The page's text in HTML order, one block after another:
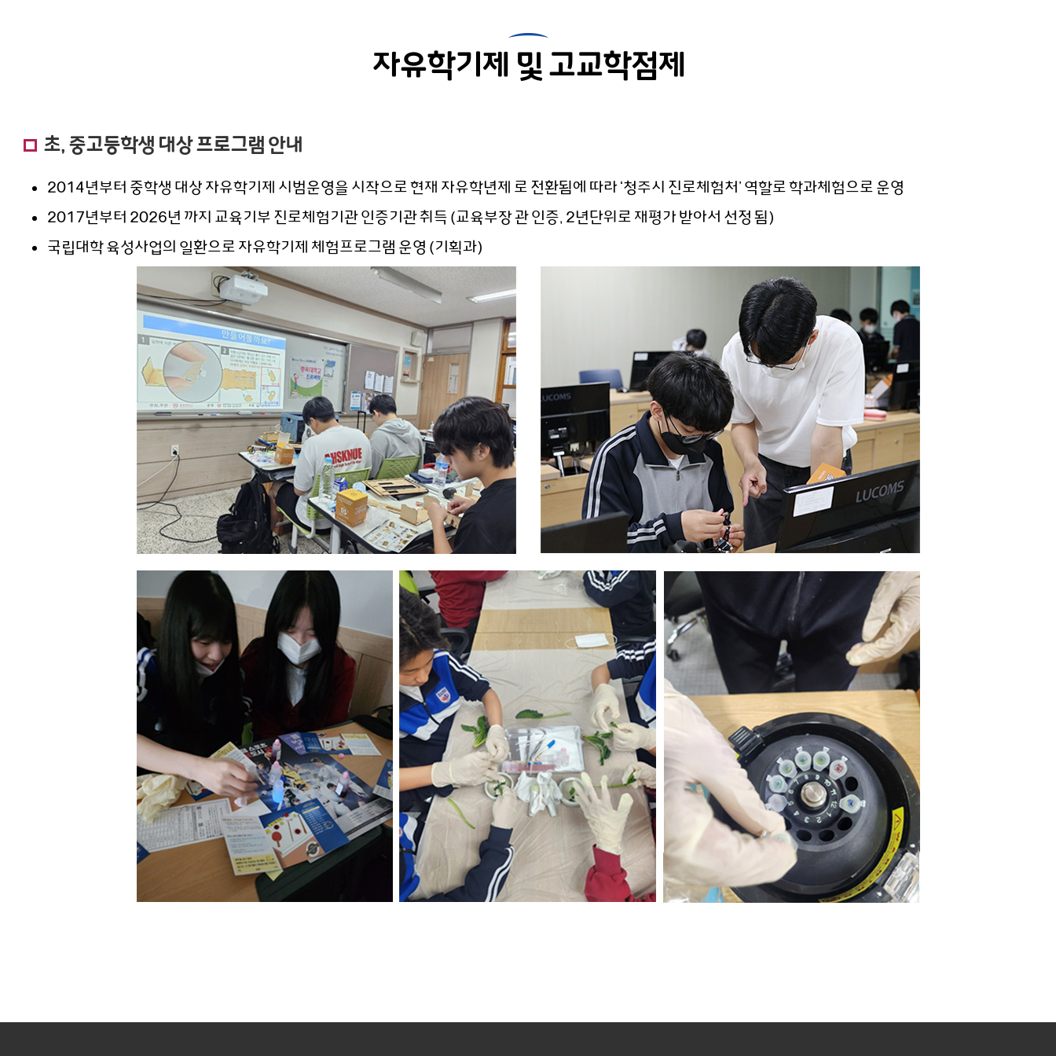
자유학기제 및 고교학점제
초, 중고등학생 대상 프로그램 안내
2014년부터 중학생 대상 자유학기제 시범운영을 시작으로 현재 자유학년제 로 전환됨에 따라 ‘청주시 진로체험처’ 역할로 학과체험으로 운영
2017년부터 2026년 까지 교육기부 진로체험기관 인증기관 취득 (교육부장 관 인증, 2년단위로 재평가 받아서 선정 됨)
국립대학 육성사업의 일환으로 자유학기제 체험프로그램 운영 (기획과)